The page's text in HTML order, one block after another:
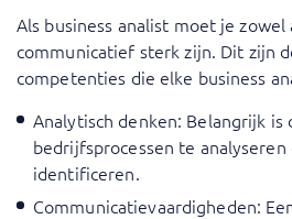
Als business analist moet je zowel
communicatief sterk zijn. Dit zijn
competenties die elke business
Analytisch denken: Belangrijk is
bedrijfsprocessen te
identificeren.
Communicatievaardigheden: